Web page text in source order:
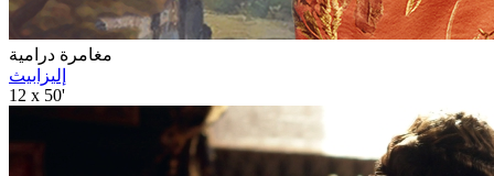
مغامرة درامية
إليزابيث
12 x 50'